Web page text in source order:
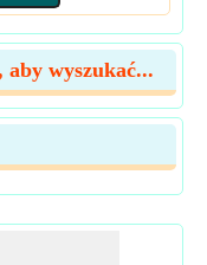
wyszukać...